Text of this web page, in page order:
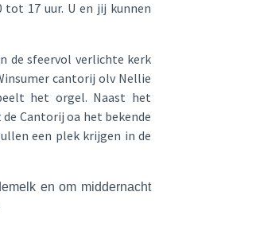
tot 17 uur. U en jij kunnen
de sfeervol verlichte kerk
cantorij olv Nellie
het orgel. Naast het
Cantorij oa het bekende
een plek krijgen in de
en om middernacht